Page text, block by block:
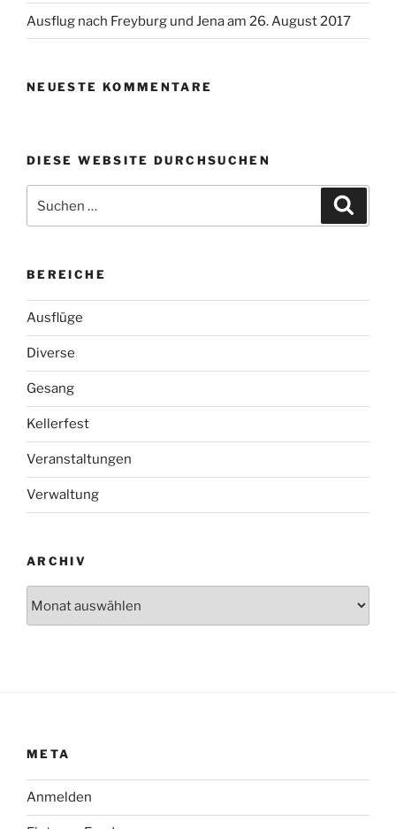
Ausflug nach Freyburg und Jena am 26. August 2017
NEUESTE KOMMENTARE
DIESE WEBSITE DURCHSUCHEN
nach:
BEREICHE
Ausflüge
Diverse
Gesang
Kellerfest
Veranstaltungen
Verwaltung
ARCHIV
META
Anmelden